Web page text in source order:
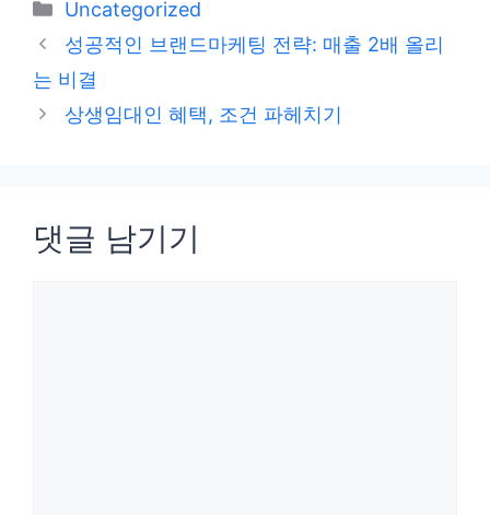
카
테
리
Uncategorized
성공적인 브랜드마케팅 전략: 매출 2배 올리
는 비결
상생임대인 혜택, 조건 파헤치기
댓글 남기기